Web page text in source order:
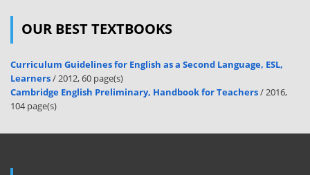
való ellátottsága gyenge, a világátlag alatt van. India természeti
adottsága a termelés szempontjából közepesnek tekinthető.
Viszonylag gyengébb a földellátottsága, amely a világátlagnál 44 %-
kal több főt jelent egységnyi területen. Sajnos a mzg
eszközellátottsága nagyon gyenge. Mindehhez valószínű, hogy
földterület nagyobb hányada még a gyarmati állapot megszűnését
OUR BEST TEXTBOOKS
Curriculum Guidelines for English as a Second Language, ESL,
Learners/ 2012, 60 page(s)
Cambridge English Preliminary, Handbook for Teachers/ 2016,
104 page(s)